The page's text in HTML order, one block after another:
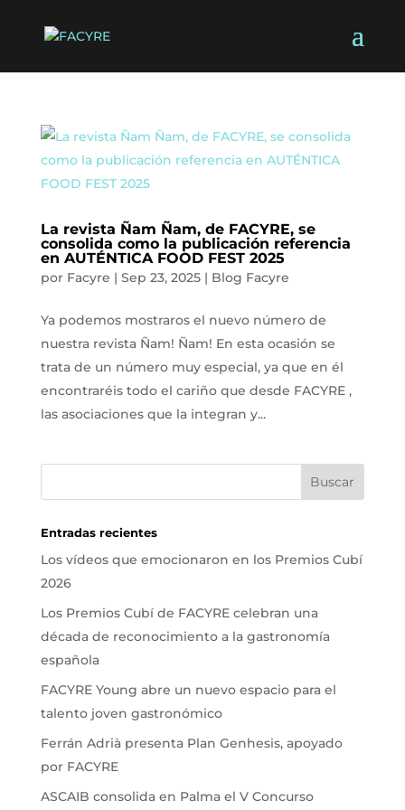
La revista Ñam Ñam, de FACYRE, se
consolida como la publicación referencia
en AUTÉNTICA FOOD FEST 2025
por Facyre | Sep 23, 2025| Blog Facyre
Ya podemos mostraros el nuevo número de
nuestra revista Ñam! Ñam! En esta ocasión se
trata de un número muy especial, ya que en él
encontraréis todo el cariño que desde FACYRE ,
las asociaciones que la integran y...
Entradas recientes
Los vídeos que emocionaron en los Premios Cubí
2026
Los Premios Cubí de FACYRE celebran una
década de reconocimiento a la gastronomía
española
FACYRE Young abre un nuevo espacio para el
talento joven gastronómico
Ferrán Adrià presenta Plan Genhesis, apoyado
por FACYRE
ASCAIB consolida en Palma el V Concurso